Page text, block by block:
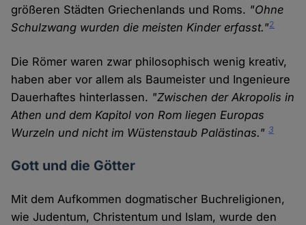
größeren Städten Griechenlands und Roms. "Ohne
Schulzwang wurden die meisten Kinder erfasst."2
Die Römer waren zwar philosophisch wenig kreativ,
haben aber vor allem als Baumeister und Ingenieure
Dauerhaftes hinterlassen. "Zwischen der Akropolis in
Athen und dem Kapitol von Rom liegen Europas
Wurzeln und nicht im Wüstenstaub Palästinas."3
Gott und die Götter
Mit dem Aufkommen dogmatischer Buchreligionen,
wie Judentum, Christentum und Islam, wurde den